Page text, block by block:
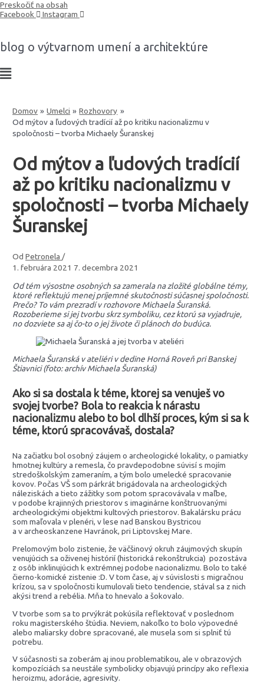
Preskočiť na obsah
Facebook
Instagram
blog o výtvarnom umení a architektúre
Domov Umelci
Rozhovory
Od mýtov a ľudových tradícií až po kritiku nacionalizmu v
spoločnosti – tvorba Michaely Šuranskej
Od mýtov a ľudových tradícií
až po kritiku nacionalizmu v
spoločnosti – tvorba Michaely
Šuranskej
Od Petronela /
1. februára 2021 7. decembra 2021
Od tém výsostne osobných sa zamerala na zložité globálne témy,
ktoré reflektujú menej príjemné skutočnosti súčasnej spoločnosti.
Prečo? To vám prezradí v rozhovore Michaela Šuranská.
Rozoberieme si jej tvorbu skrz symboliku, cez ktorú sa vyjadruje,
no dozviete sa aj čo-to o jej živote či plánoch do budúca.
Michaela Šuranská v ateliéri v dedine Horná Roveň pri Banskej
Štiavnici (foto: archív Michaela Šuranská)
Ako si sa dostala k téme, ktorej sa venuješ vo
svojej tvorbe? Bola to reakcia k nárastu
nacionalizmu alebo to bol dlhší proces, kým si sa k
téme, ktorú spracovávaš, dostala?
Na začiatku bol osobný záujem o archeologické lokality, o pamiatky
hmotnej kultúry a remesla, čo pravdepodobne súvisí s mojím
stredoškolským zameraním, a tým bolo umelecké spracovanie
kovov. Počas VŠ som párkrát brigádovala na archeologických
náleziskách a tieto zážitky som potom spracovávala v maľbe,
v podobe krajinných priestorov s imaginárne konštruovanými
archeologickými objektmi kultových priestorov. Bakalársku prácu
som maľovala v plenéri, v lese nad Banskou Bystricou
a v archeoskanzene Havránok, pri Liptovskej Mare.
Prelomovým bolo zistenie, že väčšinový okruh záujmových skupín
venujúcich sa oživenej histórií (historická rekonštrukcia) pozostáva
z osôb inklinujúcich k extrémnej podobe nacionalizmu. Bolo to také
čierno-komické zistenie :D. V tom čase, aj v súvislosti s migračnou
krízou, sa v spoločnosti kumulovali tieto tendencie, stával sa z nich
akýsi trend a rebélia. Mňa to hnevalo a šokovalo.
V tvorbe som sa to prvýkrát pokúsila reflektovať v poslednom
roku magisterského štúdia. Neviem, nakoľko to bolo výpovedné
alebo maliarsky dobre spracované, ale musela som si splniť tú
potrebu.
V súčasnosti sa zoberám aj inou problematikou, ale v obrazových
kompozíciách sa neustále symbolicky objavujú princípy ako reflexia
heroizmu, adorácie, agresivity.